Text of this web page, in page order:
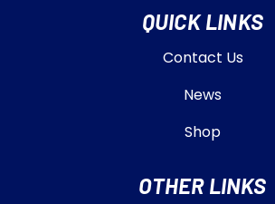
QUICK LINKS
Contact Us
News
Shop
OTHER LINKS